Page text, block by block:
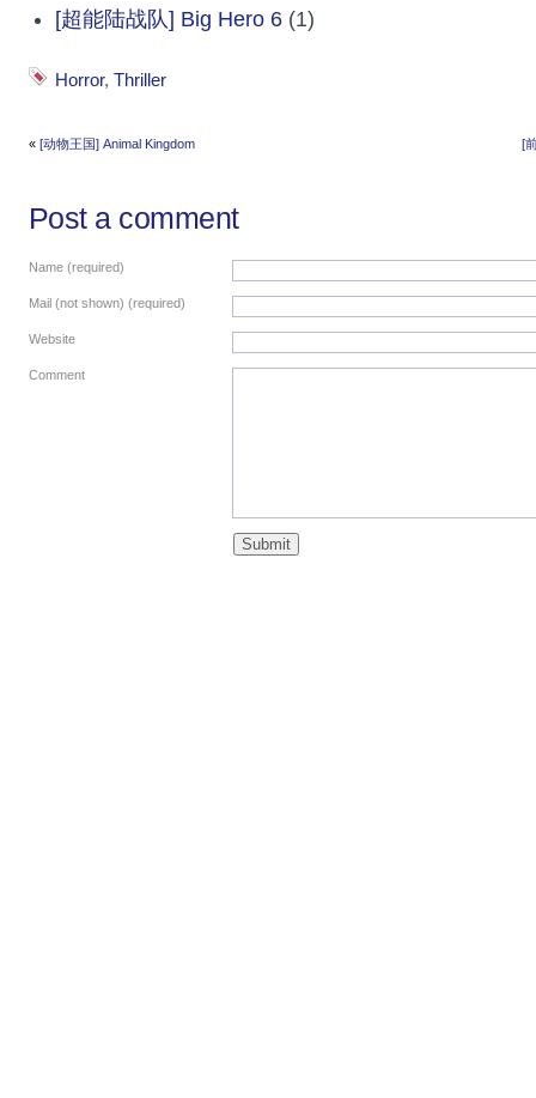
[超能陆战队] Big Hero 6 (1)
Horror, Thriller
« [动物王国] Animal Kingdom [
Post a comment
Name (required)
Mail (not shown) (required)
Website
Comment